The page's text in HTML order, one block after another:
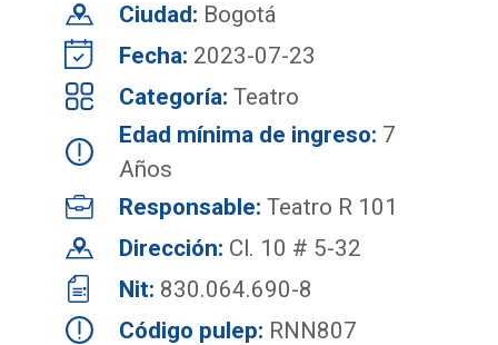
Ciudad: Bogotá
Fecha: 2023-07-23
Categoría: Teatro
Edad mínima de ingreso: 7
Años
Responsable: Teatro R 101
Dirección: Cl. 10 # 5-32
Nit: 830.064.690-8
Código pulep: RNN807